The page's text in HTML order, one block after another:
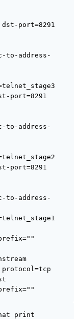
to-address-
to-address-
to-address-
prefix=""
print